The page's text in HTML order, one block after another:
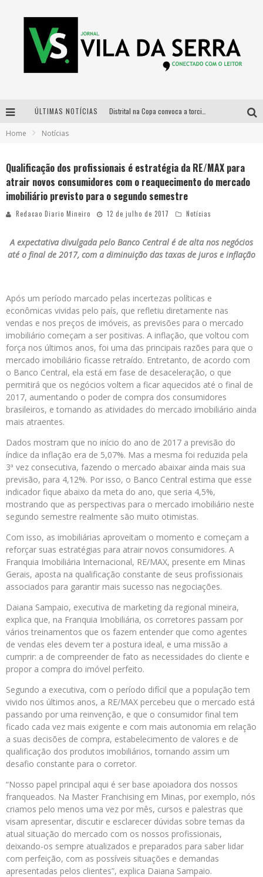
ÚLTIMAS NOTÍCIAS
Designer mineira lança jogo educativo sobre coleta seletiva na maior feira de jogos de tabuleiro da América Latina
Home Notícias
Qualificação dos profissionais é estratégia da RE/MAX para
atrair novos consumidores com o reaquecimento do mercado
imobiliário previsto para o segundo semestre
Redacao Diario Mineiro 12 de julho de 2017 Notícias
A expectativa divulgada pelo Banco Central é de alta nos negócios
até o final de 2017, com a diminuição das taxas de juros e inflação
Após um período marcado pelas incertezas políticas e
econômicas vividas pelo país, que refletiu diretamente nas
vendas e nos preços de imóveis, as previsões para o mercado
imobiliário começam a ser positivas. A inflação, que voltou com
força nos últimos anos, foi uma das principais razões para que o
mercado imobiliário ficasse retraído. Entretanto, de acordo com
o Banco Central, ela está em fase de desaceleração, o que
permitirá que os negócios voltem a ficar aquecidos até o final de
2017, aumentando o poder de compra dos consumidores
brasileiros, e tornando as atividades do mercado imobiliário ainda
mais atraentes.
Dados mostram que no início do ano de 2017 a previsão do
índice da inflação era de 5,07%. Mas a mesma foi reduzida pela
3ª vez consecutiva, fazendo o mercado abaixar ainda mais sua
previsão, para 4,12%. Por isso, o Banco Central estima que esse
indicador fique abaixo da meta do ano, que seria 4,5%,
mostrando que as perspectivas para o mercado imobiliário neste
segundo semestre realmente são muito otimistas.
Com isso, as imobiliárias aproveitam o momento e começam a
reforçar suas estratégias para atrair novos consumidores. A
Franquia Imobiliária Internacional, RE/MAX, presente em Minas
Gerais, aposta na qualificação constante de seus profissionais
associados para garantir mais sucesso nas negociações.
Daiana Sampaio, executiva de marketing da regional mineira,
explica que, na Franquia Imobiliária, os corretores passam por
vários treinamentos que os fazem entender que como agentes
de vendas eles devem ter a postura ideal, e uma missão a
cumprir: a de compreender de fato as necessidades do cliente e
propor a compra do imóvel perfeito.
Segundo a executiva, com o período difícil que a população tem
vivido nos últimos anos, a RE/MAX percebeu que o mercado está
passando por uma reinvenção, e que o consumidor final tem
ficado cada vez mais exigente e com mais autonomia em relação
a suas decisões de compra, estabelecimento de valores e de
qualificação dos produtos imobiliários, tornando assim um
desafio constante para o corretor.
“Nosso papel principal aqui é ser base apoiadora dos nossos
franqueados. Na Master Franchising em Minas, por exemplo, nós
criamos pelo menos uma vez por mês, cursos e palestras que
visam apresentar, discutir e esclarecer dúvidas sobre temas da
atual situação do mercado com os nossos profissionais,
deixando-os sempre atualizados e preparados para saber lidar
com perfeição, com as possíveis situações e demandas
apresentadas pelos clientes”, explica Daiana Sampaio.